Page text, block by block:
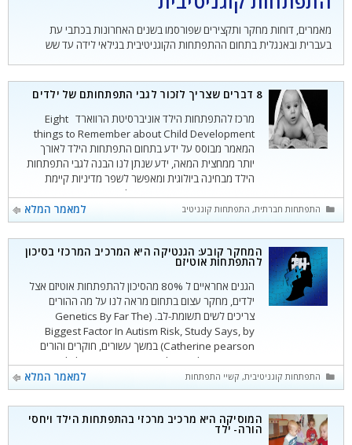
מאמרים, דוחות מחקר ותקצירים שפורסמו בשנים האחרונות בכתבי עת
בעברית ובאנגלית בתחום ההתפתחות הקוגניטיבית בגילאי לידה עד שש
8 דברים שצריך לזכור לגבי התפתחותם של ילדים
מרכז להתפתחות הילד אוניברסיטת הרווארד Eight
המאמר מבוסס על ידע בתחום התפתחות הילד לאורך
יותר ממחצית המאה, ידע שנתן לנו הבנה לגבי התפתחות
הילד מבחינה ביולוגית ומאפשר לשפר מדיניות קיימת
ושיטות עבודה עכשוויות. 1. אפילו תינוקות ופעוטות
נפגעים כאשר הם שוהים בסביבה מתוחה משפחתית או
טיפולית. חוויות כעובר
למאמר המלא קטגוריות
התפתחות חברתית, התפתחות קוגניטיבית
המחקר קובע: הגנטיקה היא המרכיב המרכזי בסיכון
להתפתחות אוטיזם
הגנים אחראיים ל 80% מהסיכון להתפתחות אוטיזם אצל
ילדים, מחקר עצום בתחום מראה לנו על מה ההורים
צריכים לשים תשומת-לב. (Genetics By Far The
Biggest Factor In Autism Risk, Study Says, by
Catherine pearson) במשך עשורים, חוקרים והורים
חיפשו רמזים לסיבות להתפתחות אוטיזם אצל ילדים,
שהיום משפיע על 1 מכל 59 ילדים שנולדים בארה"ב.
המחקר
למאמר המלא קטגוריות
התפתחות קוגניטיבית, קשיי התפתחות וחינוך מיוחד
המוסיקה היא מרכיב מרכזי בהתפתחות הילד ויחסי
הורה- ילד